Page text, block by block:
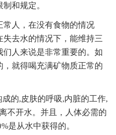
和规定。
常人，在没有食物的情况
去水的情况下，能维持三
人来说是非常重要的。如
就得喝充满矿物质正常的
的,皮肤的呼吸,内脏的工作,
不开水。并且，人体必需的
是从水中获得的。